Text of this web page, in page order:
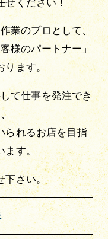
せください！
業のプロとして、
様のパートナー」
ります。
て仕事を発注でき
られるお店を目指
ます。
下さい。